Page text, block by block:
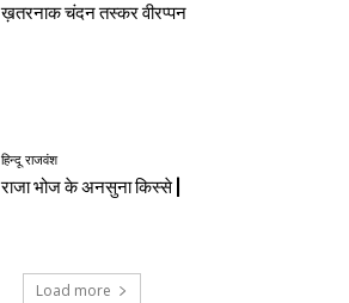
ख़तरनाक चंदन तस्कर वीरप्पन
हिन्दू राजवंश
राजा भोज के अनसुना किस्से |
Load more